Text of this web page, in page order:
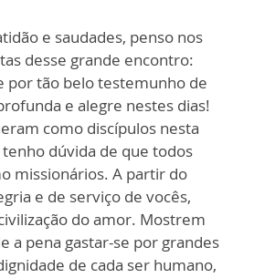
e saudades, penso nos
desse grande encontro:
por tão belo testemunho de
e alegre nestes dias!
como discípulos nesta
dúvida de que todos
missionários. A partir do
e de serviço de vocês,
do amor. Mostrem
a pena gastar-se por grandes
de cada ser humano,